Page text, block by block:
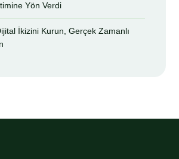
Yön Verdi
İkizini Kurun, Gerçek Zamanlı